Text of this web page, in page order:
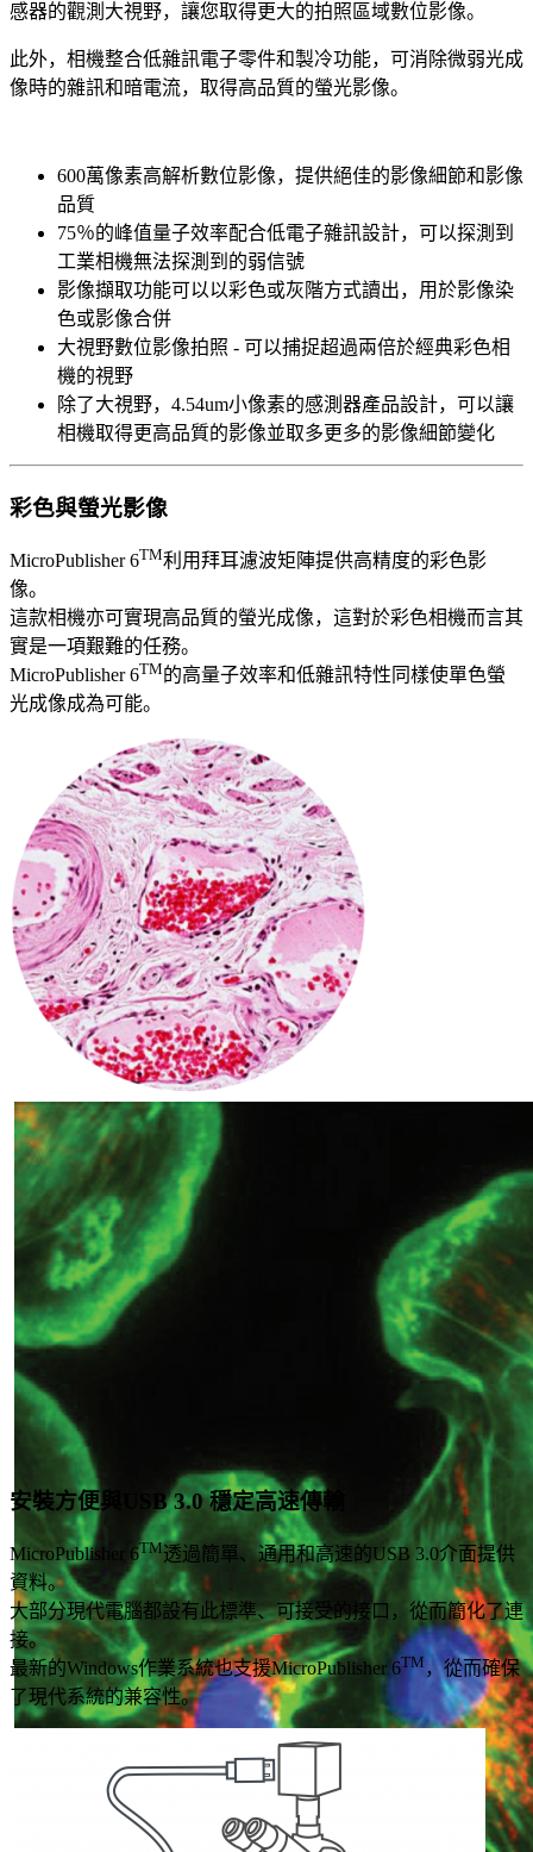
感器的觀測大視野，讓您取得更大的拍照區域數位影像。
此外，相機整合低雜訊電子零件和製冷功能，可消除微弱光成
像時的雜訊和暗電流，取得高品質的螢光影像。
600萬像素高解析數位影像，提供絕佳的影像細節和影像
品質
75％的峰值量子效率配合低電子雜訊設計，可以探測到
工業相機無法探測到的弱信號
影像擷取功能可以以彩色或灰階方式讀出，用於影像染
色或影像合併
大視野數位影像拍照 - 可以捕捉超過兩倍於經典彩色相
機的視野
除了大視野，4.54um小像素的感測器產品設計，可以讓
相機取得更高品質的影像並取多更多的影像細節變化
彩色與螢光影像
MicroPublisher 6TM利用拜耳濾波矩陣提供高精度的彩色影
像。
這款相機亦可實現高品質的螢光成像，這對於彩色相機而言其
實是一項艱難的任務。
MicroPublisher 6TM的高量子效率和低雜訊特性同樣使單色螢
光成像成為可能。
安裝方便與USB 3.0 穩定高速傳輸
MicroPublisher 6TM透過簡單、通用和高速的USB 3.0介面提供
資料。
大部分現代電腦都設有此標準、可接受的接口，從而簡化了連
接。
最新的Windows作業系統也支援MicroPublisher 6TM ，從而確保
了現代系統的兼容性。